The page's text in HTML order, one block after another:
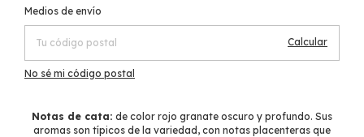
Entregas para el CP:
Medios de envío
Calcular
No sé mi código postal
Notas de cata: de color rojo granate oscuro y profundo. Sus
aromas son típicos de la variedad, con notas placenteras que